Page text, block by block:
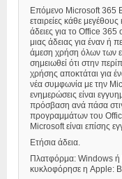
Επόμενο Microsoft 365
εταιρείες κάθε
άδειες για το Office
μιας άδειας για έναν ή
άμεση χρήση όλων των
σημειωθεί ότι στην
χρήσης αποκτάται για
νέα συμφωνία με την
ενημερώσεις είναι
πρόσβαση ανά πάσα
προγραμμάτων του
Microsoft είναι επίσης
Ετήσια άδεια.
Πλατφόρμα: Windows ή
κυκλοφόρησε η Apple: